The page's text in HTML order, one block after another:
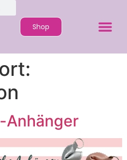
Shop
Anhänger